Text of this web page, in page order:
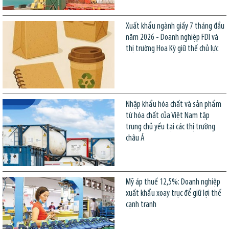
Xuất khẩu ngành giấy 7 tháng đầu
năm 2026 - Doanh nghiệp FDI và
thị trường Hoa Kỳ giữ thế chủ lực
Nhập khẩu hóa chất và sản phẩm
từ hóa chất của Việt Nam tập
trung chủ yếu tại các thị trường
châu Á
Mỹ áp thuế 12,5%: Doanh nghiệp
xuất khẩu xoay trục để giữ lợi thế
cạnh tranh